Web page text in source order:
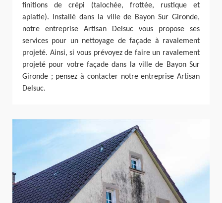
finitions de crépi (talochée, frottée, rustique et
aplatie). Installé dans la ville de Bayon Sur Gironde,
notre entreprise Artisan Delsuc vous propose ses
services pour un nettoyage de façade à ravalement
projeté. Ainsi, si vous prévoyez de faire un ravalement
projeté pour votre façade dans la ville de Bayon Sur
Gironde ; pensez à contacter notre entreprise Artisan
Delsuc.